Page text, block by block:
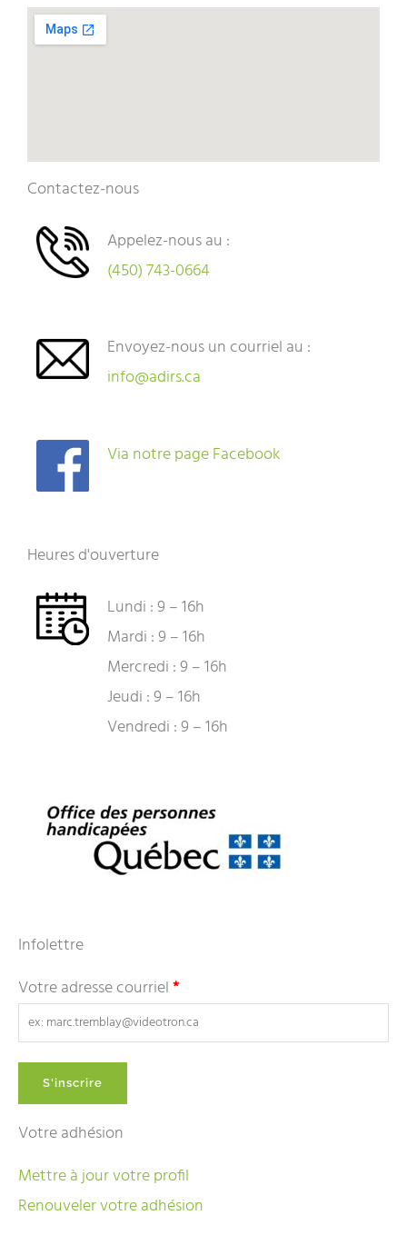
Contactez-nous
Appelez-nous au :
(450) 743-0664
Envoyez-nous un courriel au :
info@adirs.ca
Via notre page Facebook
Heures d'ouverture
Lundi : 9 – 16h
Mardi : 9 – 16h
Mercredi : 9 – 16h
Jeudi : 9 – 16h
Vendredi : 9 – 16h
Infolettre
Votre adresse courriel*
Votre adhésion
Mettre à jour votre profil
Renouveler votre adhésion